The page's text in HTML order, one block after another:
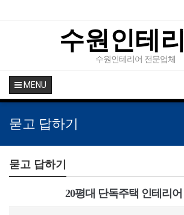
수원인테
수원인테리어 전문업체
MENU
묻고 답하기
묻고 답하기
20평대 단독주택 인테리